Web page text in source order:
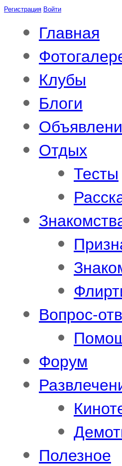
Регистрация Войти
Главная
Клубы
Блоги
Отдых
Тесты
Вопрос-
Форум
Полезное